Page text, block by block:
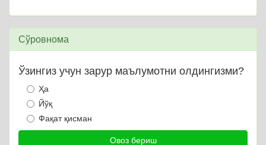
Сўровнома
Ўзингиз учун зарур маълумотни олдингизми?
Ҳа
Йўқ
Фақат қисман